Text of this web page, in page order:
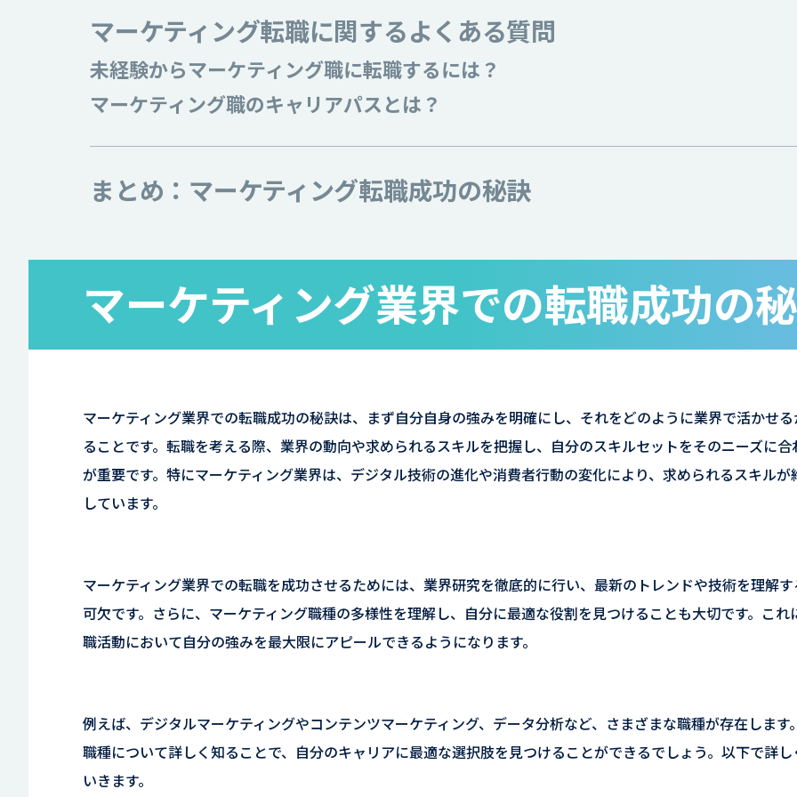
マーケティング転職に関するよくある質問
未経験からマーケティング職に転職するには？
マーケティング職のキャリアパスとは？
まとめ：マーケティング転職成功の秘訣
マーケティング業界での転職成功の
マーケティング業界での転職成功の秘訣は、まず自分自身の強みを明確にし、それをどのように業界で活かせ
ることです。転職を考える際、業界の動向や求められるスキルを把握し、自分のスキルセットをそのニーズに
が重要です。特にマーケティング業界は、デジタル技術の進化や消費者行動の変化により、求められるスキルが
しています。
マーケティング業界での転職を成功させるためには、業界研究を徹底的に行い、最新のトレンドや技術を理解
可欠です。さらに、マーケティング職種の多様性を理解し、自分に最適な役割を見つけることも大切です。これ
職活動において自分の強みを最大限にアピールできるようになります。
例えば、デジタルマーケティングやコンテンツマーケティング、データ分析など、さまざまな職種が存在します
職種について詳しく知ることで、自分のキャリアに最適な選択肢を見つけることができるでしょう。以下で詳
いきます。